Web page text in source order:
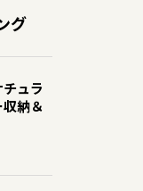
グ
ュラ
納＆